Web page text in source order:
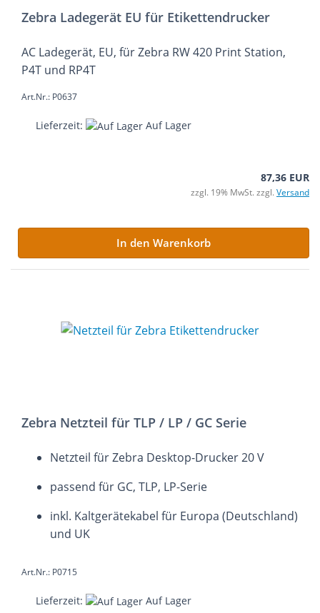
Zebra Ladegerät EU für Etikettendrucker
AC Ladegerät, EU, für Zebra RW 420 Print Station,
P4T und RP4T
Art.Nr.: P0637
Lieferzeit: Auf Lager
87,36 EUR
zzgl. 19% MwSt. zzgl. Versand
In den Warenkorb
Zebra Netzteil für TLP / LP / GC Serie
Netzteil für Zebra Desktop-Drucker 20 V
passend für GC, TLP, LP-Serie
inkl. Kaltgerätekabel für Europa (Deutschland)
und UK
Art.Nr.: P0715
Lieferzeit: Auf Lager